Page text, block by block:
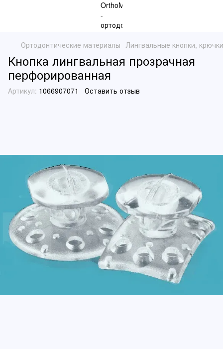
Ортодонтические материалы Лингвальные кнопки,
Кнопка лингвальная прозрачная
перфорированная
Артикул: 1066907071 Оставить отзыв